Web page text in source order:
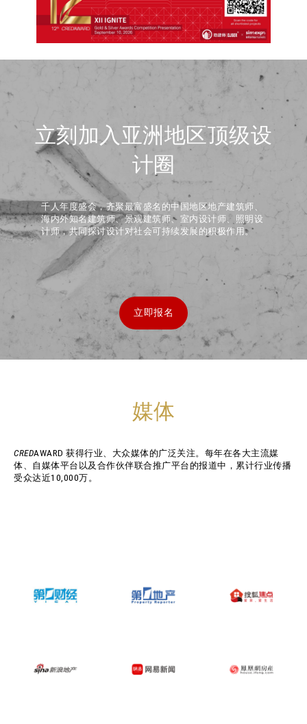
立刻加入亚洲地区顶级设
计圈
千人年度盛会，齐聚最富盛名的中国地区地产建筑师、
海内外知名建筑师、景观建筑师、室内设计师、照明设
计师，共同探讨设计对社会可持续发展的积极作用。
立即报名
媒体
CREDAWARD 获得行业、大众媒体的广泛关注。每年在各大主流媒
体、自媒体平台以及合作伙伴联合推广平台的报道中，累计行业传播
受众达近10,000万。